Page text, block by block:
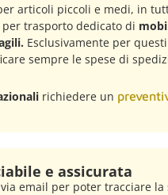
articoli piccoli e medi, in
trasporto dedicato di
Esclusivamente per
sempre le spese di
richiedere un
e assicurata
email per poter tracciare la